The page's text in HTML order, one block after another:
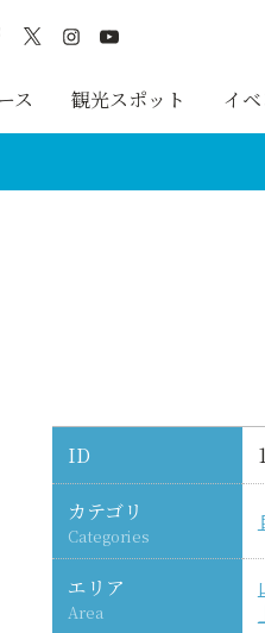
ス 観光スポット イ
ID
カテゴリ
Categories
エリア
Area